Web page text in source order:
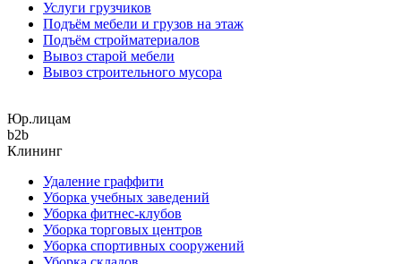
Услуги грузчиков
Подъём мебели и грузов на этаж
Подъём стройматериалов
Вывоз старой мебели
Вывоз строительного мусора
Юр.лицам
b2b
Клининг
Удаление граффити
Уборка учебных заведений
Уборка фитнес-клубов
Уборка торговых центров
Уборка спортивных сооружений